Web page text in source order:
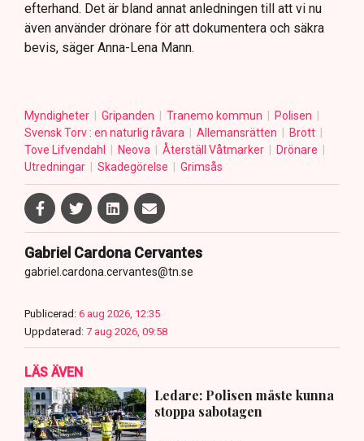
efterhand. Det är bland annat anledningen till att vi nu
även använder drönare för att dokumentera och säkra
bevis, säger Anna-Lena Mann.
Myndigheter Gripanden Tranemo kommun
Polisen
Svensk Torv : en naturlig råvara
Allemansrätten
Brott
Tove Lifvendahl
Neova Återställ Våtmarker
Drönare
Utredningar
Skadegörelse Grimsås
Gabriel Cardona Cervantes
gabriel.cardona.cervantes@tn.se
Publicerad: 6 aug 2026, 12:35
Uppdaterad: 7 aug 2026, 09:58
LÄS ÄVEN
Ledare: Polisen måste kunna
stoppa sabotagen